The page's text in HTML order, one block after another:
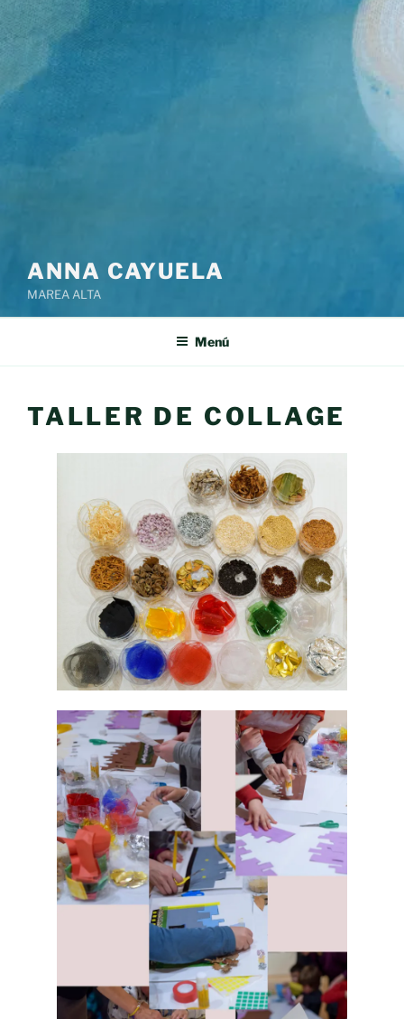
ANNA CAYUELA
MAREA ALTA
Menú
TALLER DE COLLAGE